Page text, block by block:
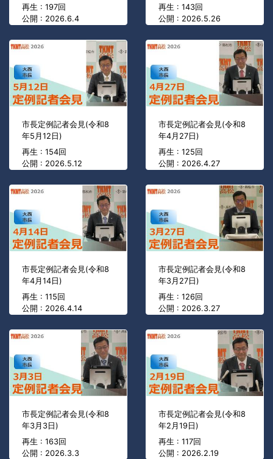
再生 : 197回
公開 : 2026.6.4
再生 : 143回
公開 : 2026.5.26
市長定例記者会見(令和8
年5月12日)
再生 : 154回
公開 : 2026.5.12
市長定例記者会見(令和8
年4月27日)
再生 : 125回
公開 : 2026.4.27
市長定例記者会見(令和8
年4月14日)
再生 : 115回
公開 : 2026.4.14
市長定例記者会見(令和8
年3月27日)
再生 : 126回
公開 : 2026.3.27
市長定例記者会見(令和8
年3月3日)
再生 : 163回
公開 : 2026.3.3
市長定例記者会見(令和8
年2月19日)
再生 : 117回
公開 : 2026.2.19